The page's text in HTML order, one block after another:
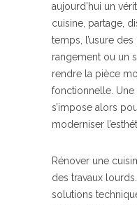
aujourd’hui un
cuisine, partage,
temps, l’usure
rangement ou un
rendre la pièce
fonctionnelle.
s’impose alors
moderniser
Rénover une
des travaux
solutions